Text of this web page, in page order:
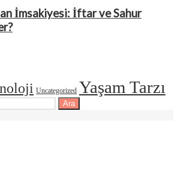
İmsakiyesi: İftar ve Sahur
Uncategorized Yaşam Tarzı